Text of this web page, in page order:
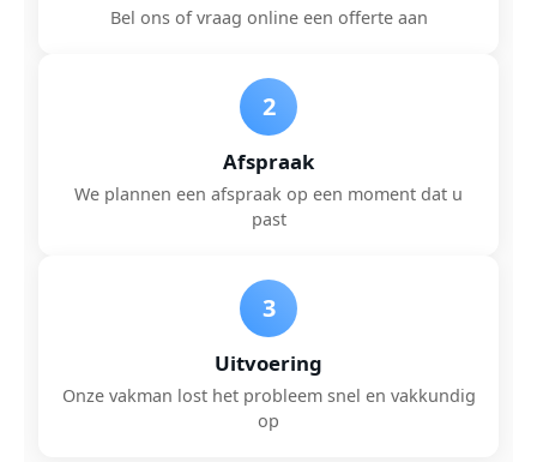
Bel ons of vraag online een offerte aan
2
Afspraak
We plannen een afspraak op een moment dat u
past
3
Uitvoering
Onze vakman lost het probleem snel en vakkundig
op